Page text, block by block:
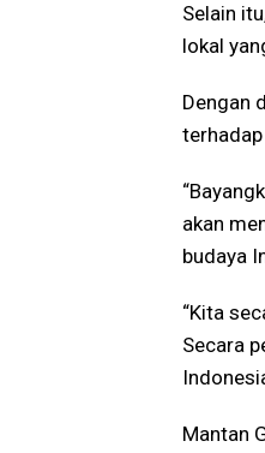
Selain
lokal
Dengan
akan
budaya
“Kita
Secara
Mantan